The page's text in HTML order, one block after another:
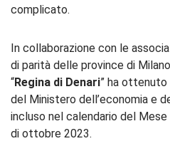
complicato.
In collaborazione con le
di parità delle province di
“Regina di Denari” ha
del Ministero dell’economia e
incluso nel calendario del Mese
di ottobre 2023.